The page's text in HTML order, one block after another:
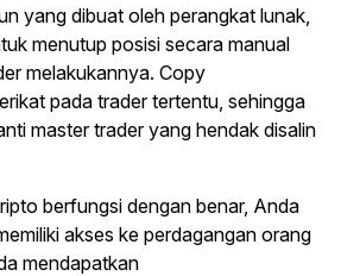
yang dibuat oleh perangkat lunak,
menutup posisi secara manual
melakukannya. Copy
padatradertertentu, sehingga
master trader yang hendak disalin
berfungsi dengan benar, Anda
akses ke perdagangan orang
mendapatkan